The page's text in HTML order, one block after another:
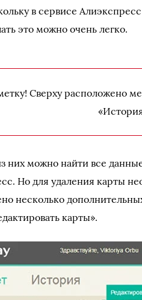
в сервисе
это можно очень легко.
Сверху расположено
них можно найти все
Но для удаления карты
несколько
карты».